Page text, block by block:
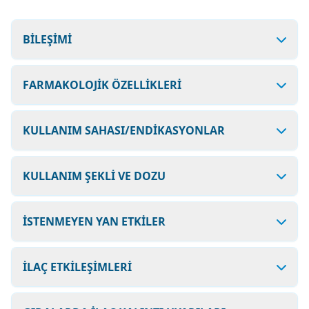
BİLEŞİMİ
FARMAKOLOJİK ÖZELLİKLERİ
KULLANIM SAHASI/ENDİKASYONLAR
KULLANIM ŞEKLİ VE DOZU
İSTENMEYEN YAN ETKİLER
İLAÇ ETKİLEŞİMLERİ